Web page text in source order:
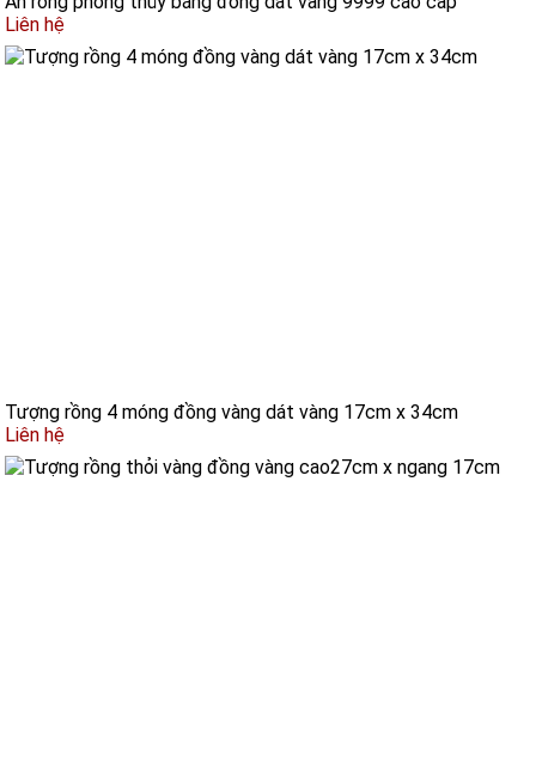
Liên hệ
Tượng rồng 4 móng đồng vàng dát vàng 17cm x 34cm
Liên hệ